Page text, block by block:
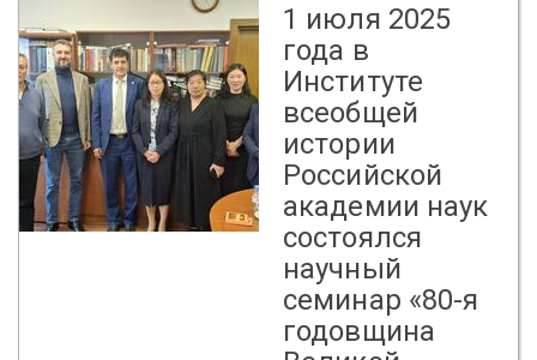
1 июля 2025
года в
Институте
всеобщей
истории
Российской
академии наук
состоялся
научный
семинар «80-я
годовщина